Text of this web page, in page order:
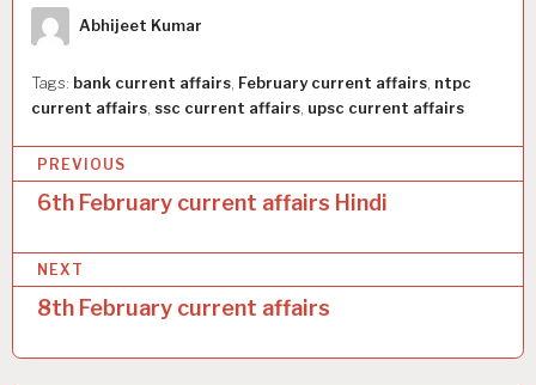
Author
Abhijeet Kumar
Tags: bank current affairs February current affairs ntpc
current affairs ssc current affairs upsc current affairs
o
s
t
n
a
PREVIOUS
6th February current affairs Hindi
NEXT
8th February current affairs